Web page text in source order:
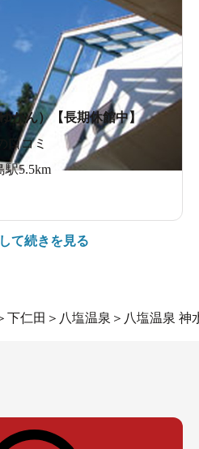
かん）【長期休館中】
口コミ
駅5.5km
て続きを見る
下仁田 ＞ 八塩温泉 ＞ 八塩温泉 神